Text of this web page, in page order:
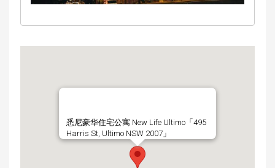
悉尼豪华住宅公寓 New Life Ultimo「495
Harris St, Ultimo NSW 2007」